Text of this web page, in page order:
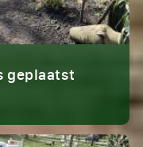
geplaatst